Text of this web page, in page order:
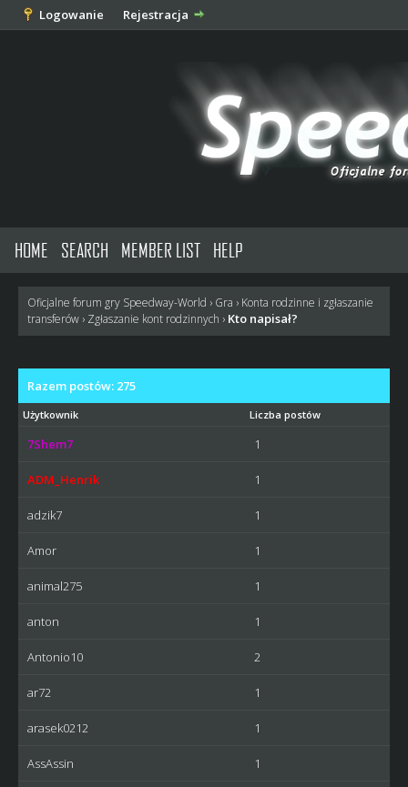
Logowanie Rejestracja
HOME SEARCH MEMBER LIST HELP
Oficjalne forum gry Speedway-World › Gra › Konta rodzinne i zgłaszanie
transferów› Zgłaszanie kont rodzinnych › Kto napisał?
Razem postów: 275
Użytkownik Liczba postów
7Shem7 1
ADM_Henrik 1
adzik7 1
Amor 1
animal275 1
anton 1
Antonio10 2
ar72 1
arasek0212 1
AssAssin 1